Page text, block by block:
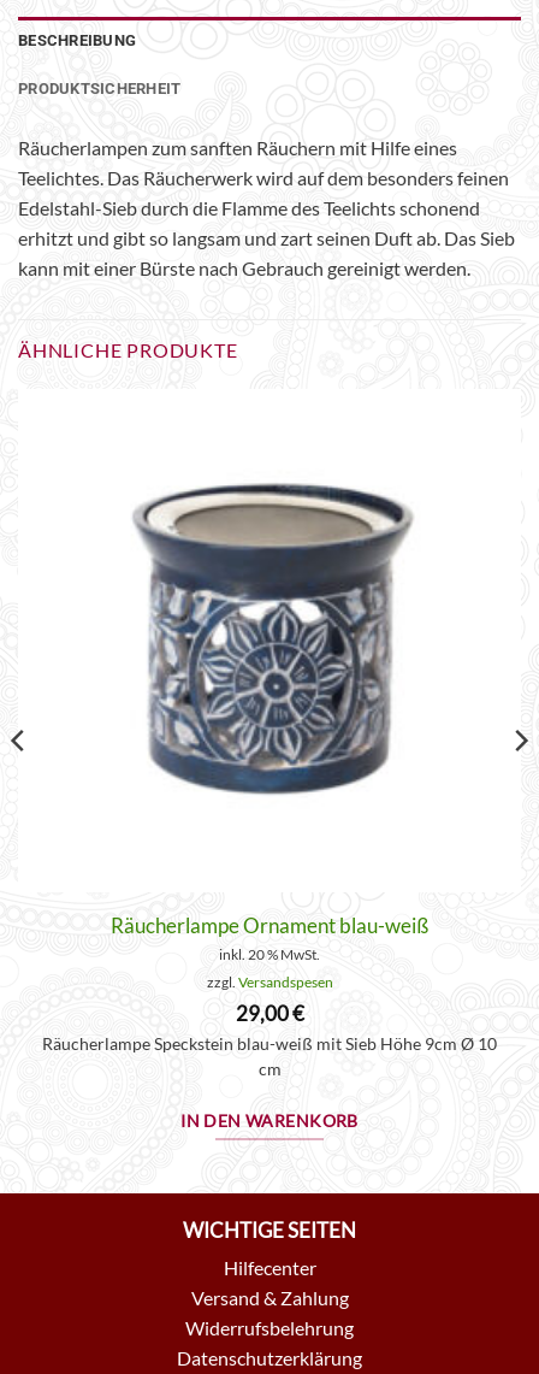
BESCHREIBUNG
PRODUKTSICHERHEIT
Räucherlampen zum sanften Räuchern mit Hilfe eines
Teelichtes. Das Räucherwerk wird auf dem besonders feinen
Edelstahl-Sieb durch die Flamme des Teelichts schonend
erhitzt und gibt so langsam und zart seinen Duft ab. Das Sieb
kann mit einer Bürste nach Gebrauch gereinigt werden.
ÄHNLICHE PRODUKTE
Räucherlampe Ornament blau-weiß
inkl. 20 % MwSt.
zzgl. Versandspesen
29,00€
Räucherlampe Speckstein blau-weiß mit Sieb Höhe 9cm Ø 10
cm
IN DEN WARENKORB
WICHTIGE SEITEN
Hilfecenter
Versand & Zahlung
Widerrufsbelehrung
Datenschutzerklärung